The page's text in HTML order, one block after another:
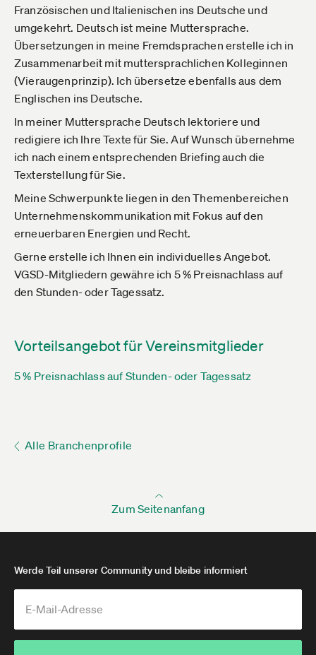
Französischen und Italienischen ins Deutsche und
umgekehrt. Deutsch ist meine Muttersprache.
Übersetzungen in meine Fremdsprachen erstelle ich in
Zusammenarbeit mit muttersprachlichen Kolleginnen
(Vieraugenprinzip). Ich übersetze ebenfalls aus dem
Englischen ins Deutsche.
In meiner Muttersprache Deutsch lektoriere und
redigiere ich Ihre Texte für Sie. Auf Wunsch übernehme
ich nach einem entsprechenden Briefing auch die
Texterstellung für Sie.
Meine Schwerpunkte liegen in den Themenbereichen
Unternehmenskommunikation mit Fokus auf den
erneuerbaren Energien und Recht.
Gerne erstelle ich Ihnen ein individuelles Angebot.
VGSD-Mitgliedern gewähre ich 5 % Preisnachlass auf
den Stunden- oder Tagessatz.
Vorteilsangebot für Vereinsmitglieder
5 % Preisnachlass auf Stunden- oder Tagessatz
Alle Branchenprofile
Zum Seitenanfang
Werde Teil unserer Community und bleibe informiert